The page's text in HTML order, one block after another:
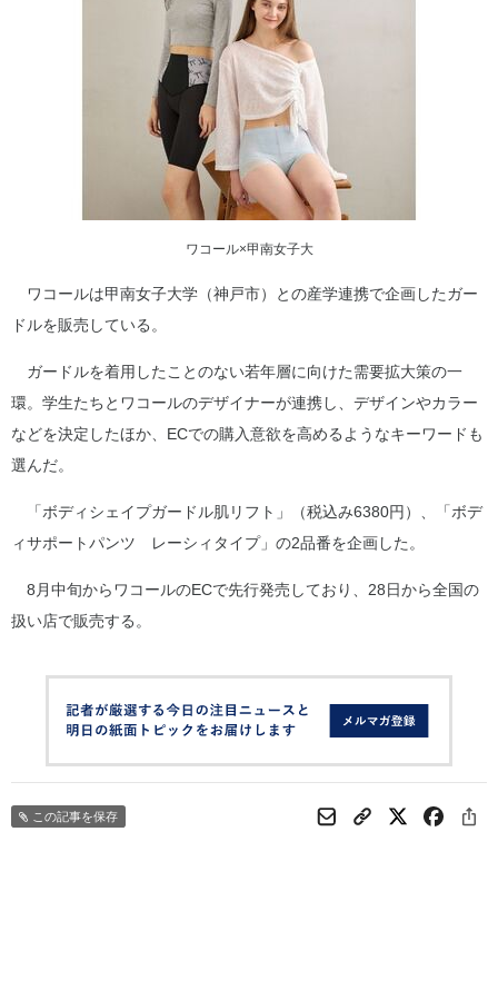
ワコール×甲南女子大
ワコールは甲南女子大学（神戸市）との産学連携で企画したガー
ドルを販売している。
ガードルを着用したことのない若年層に向けた需要拡大策の一
環。学生たちとワコールのデザイナーが連携し、デザインやカラー
などを決定したほか、ECでの購入意欲を高めるようなキーワードも
選んだ。
「ボディシェイプガードル肌リフト」（税込み6380円）、「ボデ
ィサポートパンツ レーシィタイプ」の2品番を企画した。
8月中旬からワコールのECで先行発売しており、28日から全国の
扱い店で販売する。
この記事を保存